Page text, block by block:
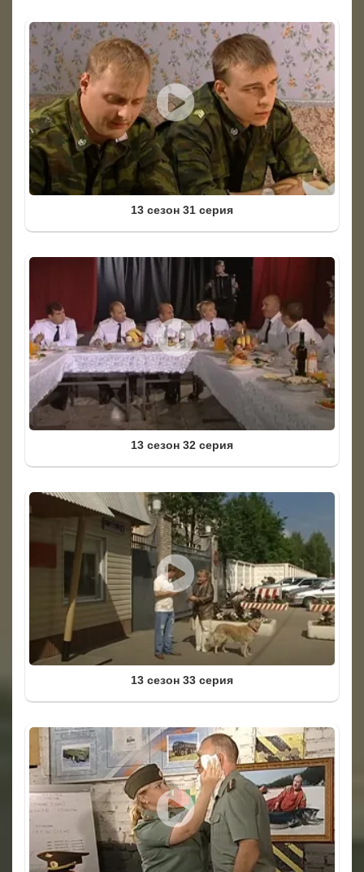
13 сезон 31 серия
13 сезон 32 серия
13 сезон 33 серия